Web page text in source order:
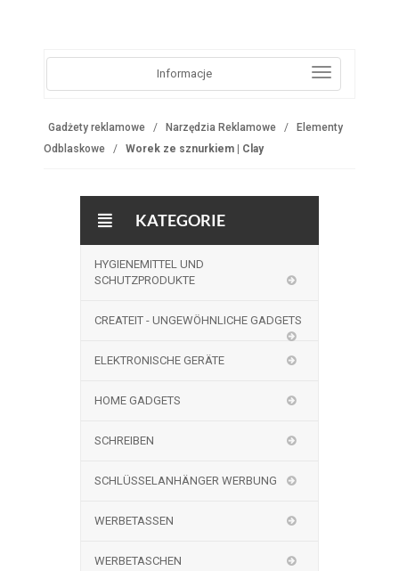
Informacje
Gadżety reklamowe Narzędzia Reklamowe
Elementy
Odblaskowe
Worek ze sznurkiem | Clay
KATEGORIE
HYGIENEMITTEL UND
SCHUTZPRODUKTE
CREATEIT - UNGEWÖHNLICHE GADGETS
ELEKTRONISCHE GERÄTE
HOME GADGETS
SCHREIBEN
SCHLÜSSELANHÄNGER WERBUNG
WERBETASSEN
WERBETASCHEN